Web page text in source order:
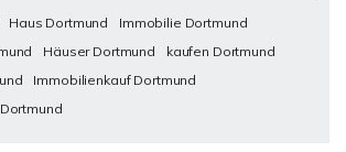
Haus Dortmund
Immobilie Dortmund
Häuser Dortmund
kaufen Dortmund
Immobilienkauf Dortmund